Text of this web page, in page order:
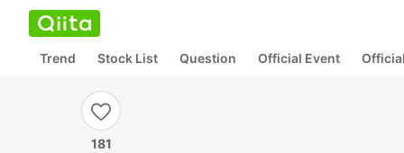
Trend Stock List Question Official Event
181